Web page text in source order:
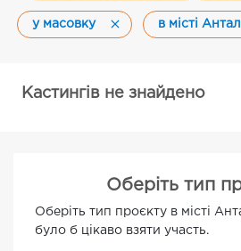
у масовку в місті
Кастингів не знайдено
Оберіть тип
Оберіть тип проєкту в місті
було б цікаво взяти участь.